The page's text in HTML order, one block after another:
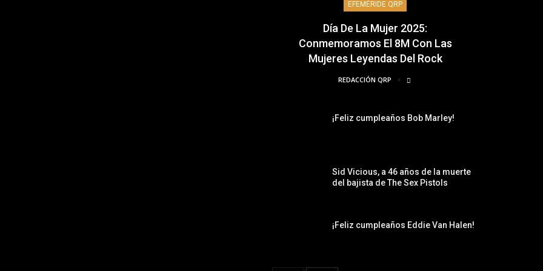
EFEMÉRIDE QRP
Día De La Mujer 2025:
Conmemoramos El 8M Con Las
Mujeres Leyendas Del Rock
REDACCIÓN QRP
¡Feliz cumpleaños Bob Marley!
Sid Vicious, a 46 años de la muerte
del bajista de The Sex Pistols
¡Feliz cumpleaños Eddie Van Halen!